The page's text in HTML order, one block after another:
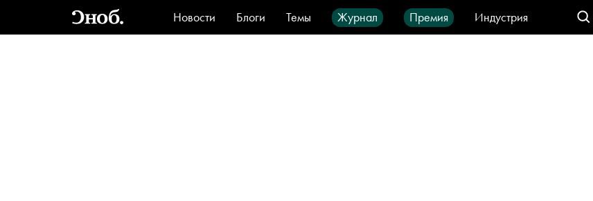
Новости Блоги Темы Журнал Премия
Индустрия
Стиль
Видео Город IT-продукты